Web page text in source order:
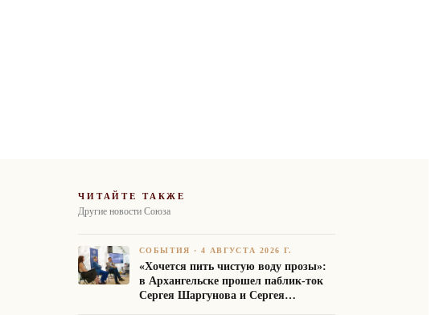
ЧИТАЙТЕ ТАКЖЕ
Другие новости Союза
СОБЫТИЯ ·4 АВГУСТА 2026 Г.
«Хочется пить чистую воду прозы»:
в Архангельске прошел паблик-ток
Сергея Шаргунова и Сергея